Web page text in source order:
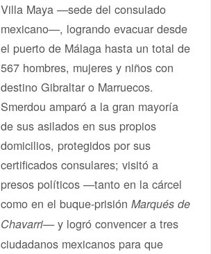
Villa Maya —sede del consulado
mexicano—, logrando evacuar desde
el puerto de Málaga hasta un total de
567 hombres, mujeres y niños con
destino Gibraltar o Marruecos.
Smerdou amparó a la gran mayoría
de sus asilados en sus propios
domicilios, protegidos por sus
certificados consulares; visitó a
presos políticos —tanto en la cárcel
como en el buque-prisiónMarqués de
Chavarri— y logró convencer a tres
ciudadanos mexicanos para que